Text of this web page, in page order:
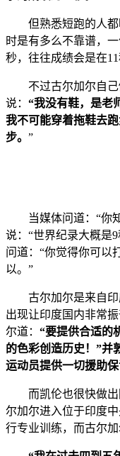
但熟悉短跑的人都
时是有多么不靠谱，
秒，往往成绩会是在11
不过古尔加尔自己
说： “我没有鞋，是老
我不可能穿着拖鞋去
步。 ”
当媒体问道：“你知
说：“世界纪录大概是
问道：“你觉得你可以
以。”
古尔加尔是来自印
出现让印度国内非常
尔道： “要提供合适的
的色彩创造历史！”并
运动员提供一切援助保
而凯伦也很快做出
尔加尔进入位于印度
行专业训练，而古尔